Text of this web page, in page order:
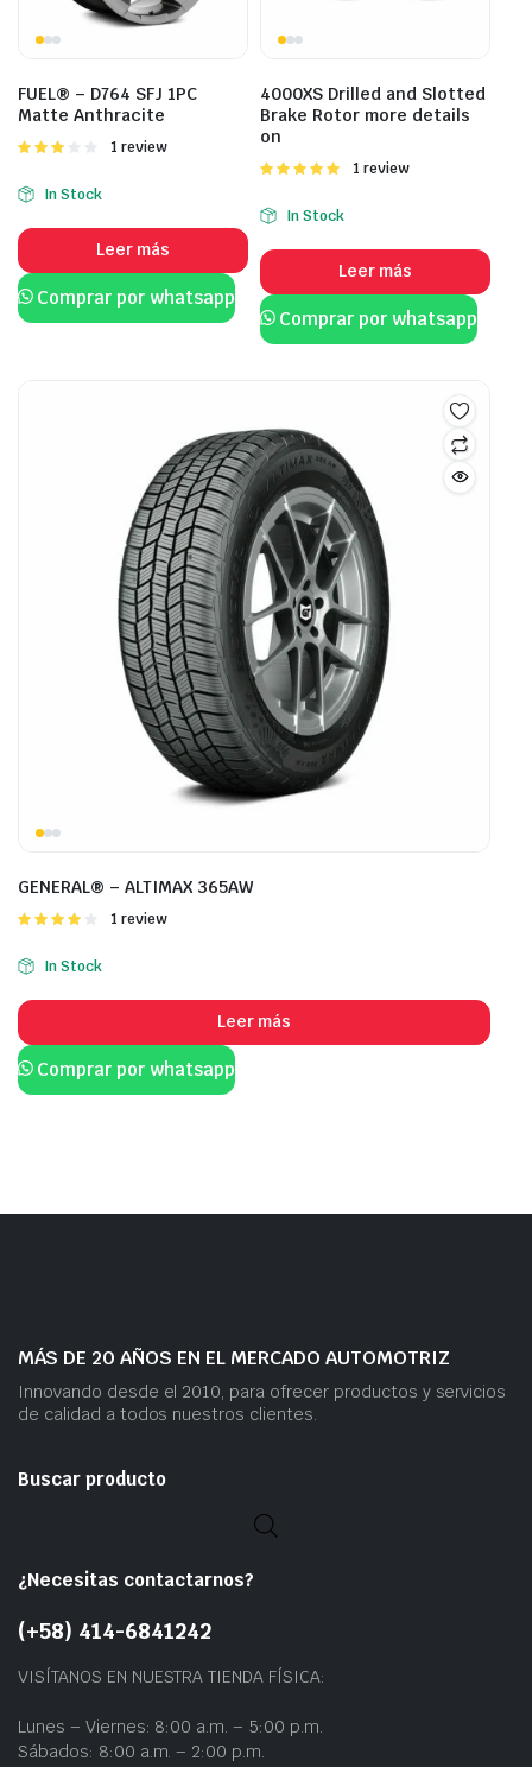
FUEL® – D764 SFJ 1PC
Matte Anthracite
Valorado
3.00
de 5
1 review
In Stock
Leer más
Comprar por whatsapp
4000XS Drilled and Slotted
Brake Rotor more details
on
Valorado
5
1 review
In Stock
Leer más
Comprar por whatsapp
GENERAL® – ALTIMAX 365AW
Valorado
de 5
1 review
In Stock
Leer más
Comprar por whatsapp
MÁS DE 20 AÑOS EN EL MERCADO AUTOMOTRIZ
Innovando desde el 2010, para ofrecer productos y servicios
de calidad a todos nuestros clientes.
Buscar producto
¿Necesitas contactarnos?
(+58) 414-6841242
VISÍTANOS EN NUESTRA TIENDA FÍSICA:
Lunes – Viernes: 8:00 a.m. – 5:00 p.m.
Sábados: 8:00 a.m. – 2:00 p.m.